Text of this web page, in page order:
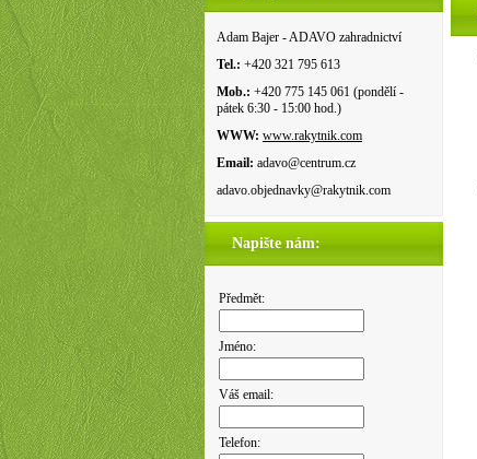
Adam Bajer - ADAVO zahradnictví
Tel.: +420 321 795 613
Mob.: +420 775 145 061 (pondělí -
pátek 6:30 - 15:00 hod.)
WWW: www.rakytnik.com
Email: adavo@centrum.cz
adavo.objednavky@rakytnik.com
Napište nám:
Předmět:
Jméno:
Váš email:
Telefon: